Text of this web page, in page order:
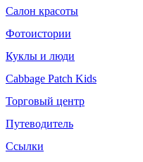
Салон красоты
Фотоистории
Куклы и люди
Cabbage Patch Kids
Торговый центр
Путеводитель
Ссылки